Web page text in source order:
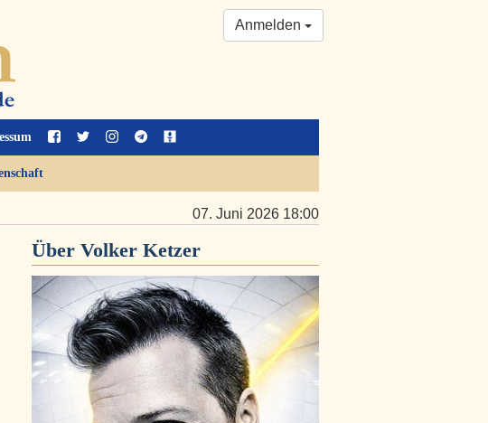
Anmelden
07. Juni 2026 18:00
Über Volker Ketzer